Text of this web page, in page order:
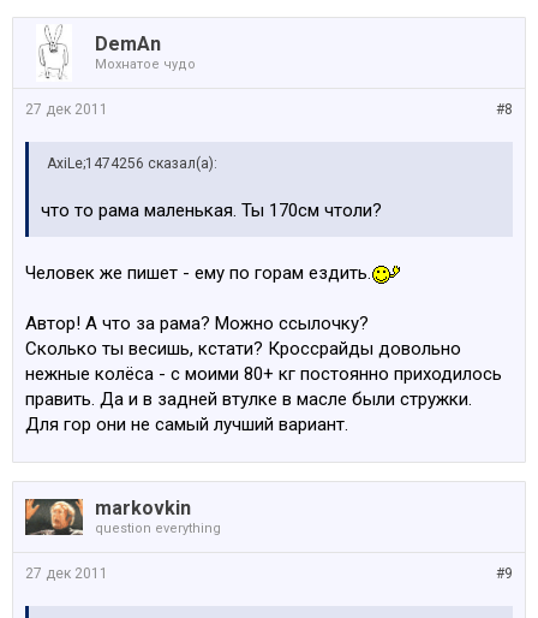
DemAn
Мохнатое чудо
#8
27 дек 2011
AxiLe;1474256 сказал(а):
что то рама маленькая. Ты 170см чтоли?
Человек же пишет - ему по горам ездить.
Автор! А что за рама? Можно ссылочку?
Сколько ты весишь, кстати? Кроссрайды довольно
нежные колёса - с моими 80+ кг постоянно приходилось
править. Да и в задней втулке в масле были стружки.
Для гор они не самый лучший вариант.
markovkin
question everything
#9
27 дек 2011